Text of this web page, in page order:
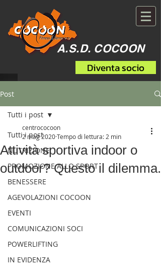
A.S.D. COCOON
Diventa socio
Post
Tutti i post
NUTRIZIONE
PROMOZIONE ALLO SPORT
BENESSERE
AGEVOLAZIONI COCOON
EVENTI
COMUNICAZIONI SOCI
POWERLIFTING
IN EVIDENZA
Tutti i post
Attività sportiva indoor o
outdoor? Questo il dilemma.
centrococoon
2 mag 2020Tempo di lettura: 2 min